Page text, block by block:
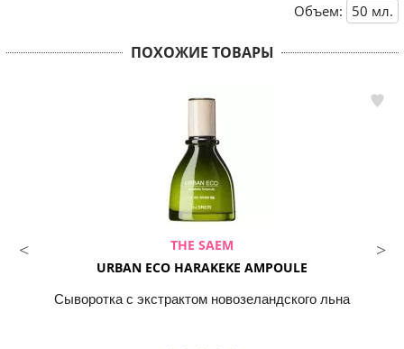
Объем: 50 мл.
ПОХОЖИЕ ТОВАРЫ
THE SAEM
URBAN ECO HARAKEKE AMPOULE
Сыворотка с экстрактом новозеландского льна